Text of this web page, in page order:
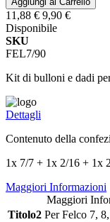
11,88 € 9,90 €
Disponibile
SKU
FEL7/90
Kit di bulloni e dadi
Dettagli
Contenuto della
1x 7/7 + 1x 2/16 + 1x
Maggiori Informazioni
Maggiori
Titolo2 Per Felco 7,